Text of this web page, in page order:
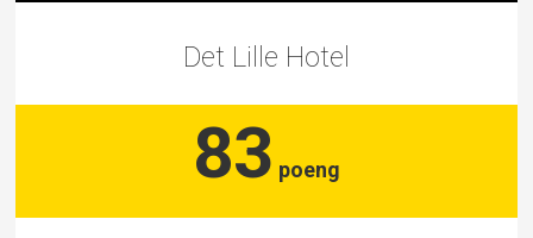
Det Lille Hotel
83 poeng